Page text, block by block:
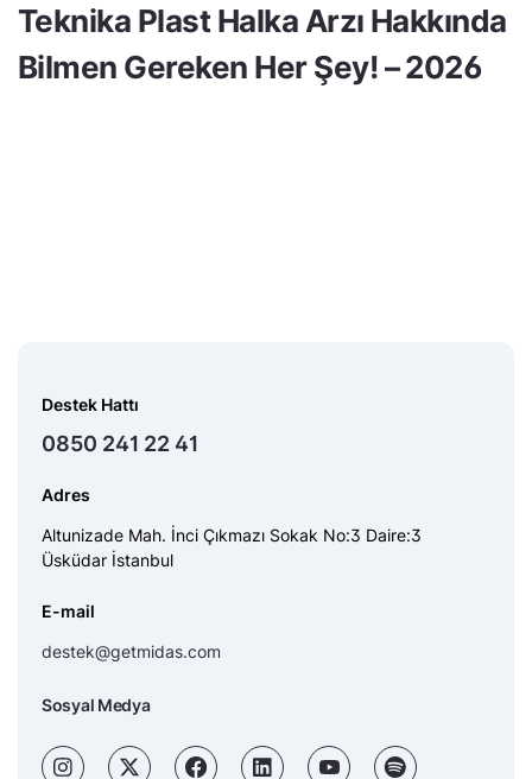
Teknika Plast Halka Arzı Hakkında
Bilmen Gereken Her Şey! – 2026
Destek Hattı
0850 241 22 41
Adres
Altunizade Mah. İnci Çıkmazı Sokak No:3 Daire:3
Üsküdar İstanbul
E-mail
destek@getmidas.com
Sosyal Medya